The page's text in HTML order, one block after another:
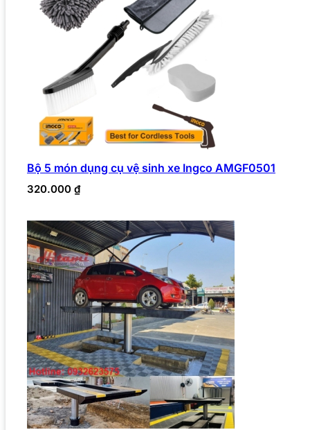
Bộ 5 món dụng cụ vệ sinh xe Ingco AMGF0501
320.000 ₫